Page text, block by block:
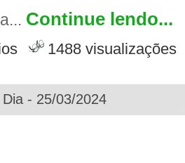
Continue lendo...
1488 visualizações
- 25/03/2024